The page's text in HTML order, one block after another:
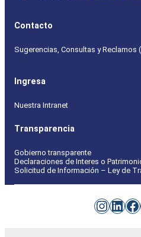
Contacto
Sugerencias, Consultas y Reclamos
Ingresa
Nuestra Intranet
Transparencia
Gobierno transparente
Declaraciones de Interes o
Solicitud de Información – Ley de